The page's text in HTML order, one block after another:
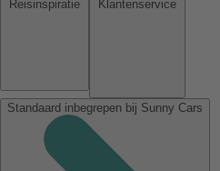
Standaard inbegrepen bij Sunny Cars